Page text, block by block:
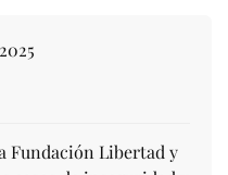
Fundación Libertad y